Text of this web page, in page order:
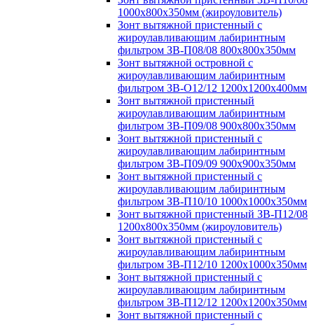
1000х800х350мм (жироуловитель)
Зонт вытяжной пристенный с
жироулавливающим лабиринтным
фильтром ЗВ-П08/08 800х800х350мм
Зонт вытяжной островной с
жироулавливающим лабиринтным
фильтром ЗВ-О12/12 1200х1200х400мм
Зонт вытяжной пристенный
жироулавливающим лабиринтным
фильтром ЗВ-П09/08 900х800х350мм
Зонт вытяжной пристенный с
жироулавливающим лабиринтным
фильтром ЗВ-П09/09 900х900х350мм
Зонт вытяжной пристенный с
жироулавливающим лабиринтным
фильтром ЗВ-П10/10 1000х1000х350мм
Зонт вытяжной пристенный ЗВ-П12/08
1200х800х350мм (жироуловитель)
Зонт вытяжной пристенный с
жироулавливающим лабиринтным
фильтром ЗВ-П12/10 1200х1000х350мм
Зонт вытяжной пристенный с
жироулавливающим лабиринтным
фильтром ЗВ-П12/12 1200х1200х350мм
Зонт вытяжной пристенный с